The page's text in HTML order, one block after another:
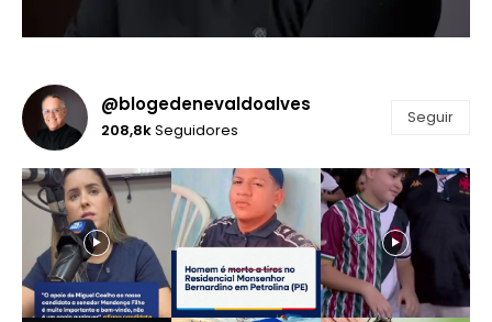
@blogedenevaldoalves
208,8kSeguidores
Seguir